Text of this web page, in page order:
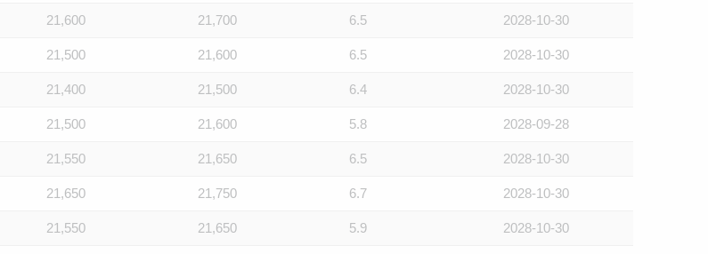
21,600 21,700 6.5 2028-10-30
21,500 21,600 6.5 2028-10-30
21,400 21,500 6.4 2028-10-30
21,500 21,600 5.8 2028-09-28
21,550 21,650 6.5 2028-10-30
21,650 21,750 6.7 2028-10-30
21,550 21,650 5.9 2028-10-30